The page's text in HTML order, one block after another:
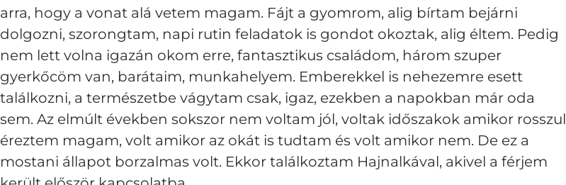
arra, hogy a vonat alá vetem magam. Fájt a gyomrom, alig bírtam bejárni
dolgozni, szorongtam, napi rutin feladatok is gondot okoztak, alig éltem. Pedig
nem lett volna igazán okom erre, fantasztikus családom, három szuper
gyerkőcöm van, barátaim, munkahelyem. Emberekkel is nehezemre esett
találkozni, a természetbe vágytam csak, igaz, ezekben a napokban már oda
sem. Az elmúlt években sokszor nem voltam jól, voltak időszakok amikor rosszul
éreztem magam, volt amikor az okát is tudtam és volt amikor nem. De ez a
mostani állapot borzalmas volt. Ekkor találkoztam Hajnalkával, akivel a férjem